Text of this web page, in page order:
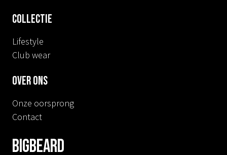
Collectie
Lifestyle
Club wear
Over ons
Onze oorsprong
Contact
BIGBEARD